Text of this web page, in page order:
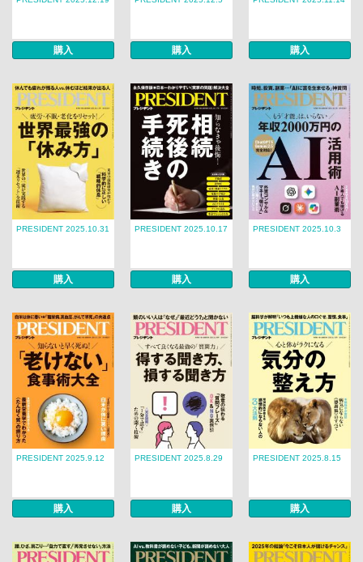
購入 購入 購入
PRESIDENT 2025.10.31
購入
PRESIDENT 2025.10.17
購入
PRESIDENT 2025.10.3
購入
PRESIDENT 2025.9.12
購入
PRESIDENT 2025.8.29
購入
PRESIDENT 2025.8.15
購入